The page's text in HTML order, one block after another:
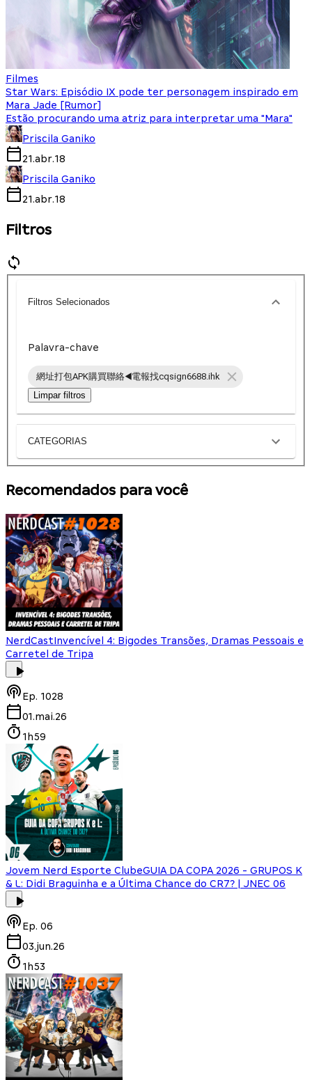
Filmes
Star Wars: Episódio IX pode ter personagem inspirado em
Mara Jade [Rumor]
Estão procurando uma atriz para interpretar uma "Mara"
Priscila Ganiko
21.abr.18
Priscila Ganiko
21.abr.18
Filtros
Filtros Selecionados
Palavra-chave
網址打包APK購買聯絡◀️電報找cqsign6688.ihk
Limpar filtros
CATEGORIAS
Recomendados para você
NerdCastInvencível 4: Bigodes Transões, Dramas Pessoais e
Carretel de Tripa
Ep. 1028
01.mai.26
1h59
Jovem Nerd Esporte ClubeGUIA DA COPA 2026 - GRUPOS K
& L: Didi Braguinha e a Última Chance do CR7? | JNEC 06
Ep. 06
03.jun.26
1h53